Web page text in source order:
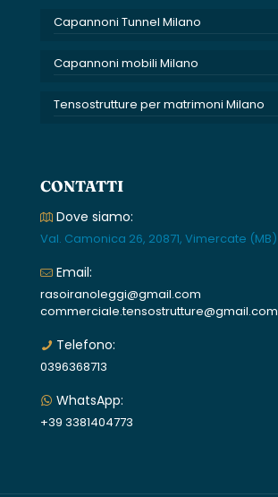
Capannoni Tunnel Milano
Capannoni mobili Milano
Tensostrutture per matrimoni Milano
CONTATTI
Dove siamo:
Val. Camonica 26, 20871, Vimercate (MB)
Email:
rasoiranoleggi@gmail.com
commerciale.tensostrutture@gmail.com
Telefono:
0396368713
WhatsApp:
+39 3381404773